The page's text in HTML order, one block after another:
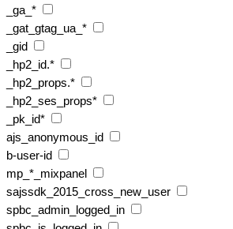
_ga_*
_gat_gtag_ua_*
_gid
_hp2_id.*
_hp2_props.*
_hp2_ses_props*
_pk_id*
ajs_anonymous_id
b-user-id
mp_*_mixpanel
sajssdk_2015_cross_new_user
spbc_admin_logged_in